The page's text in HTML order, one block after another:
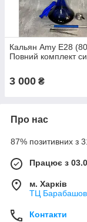
Кальян Amy E28
Повний комплект
3 000 ₴
Про нас
87% позитивних з
Працює з
м. Харків
ТЦ
Контакти